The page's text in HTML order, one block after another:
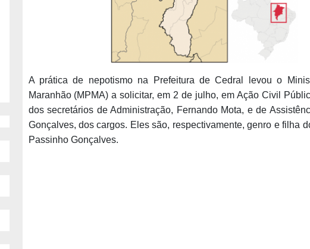
A prática de nepotismo na Prefeitura de Cedral levou o
Maranhão (MPMA) a solicitar, em 2 de julho, em Ação Civil
dos secretários de Administração, Fernando Mota, e de
Gonçalves, dos cargos. Eles são, respectivamente, genro e filha
Passinho Gonçalves.